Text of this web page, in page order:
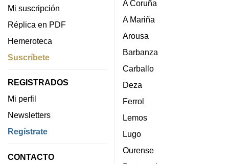
Mi suscripción
Réplica en PDF
Hemeroteca
Suscríbete
REGISTRADOS
Mi perfil
Newsletters
Regístrate
CONTACTO
A Coruña
A Mariña
Arousa
Barbanza
Carballo
Deza
Ferrol
Lemos
Lugo
Ourense